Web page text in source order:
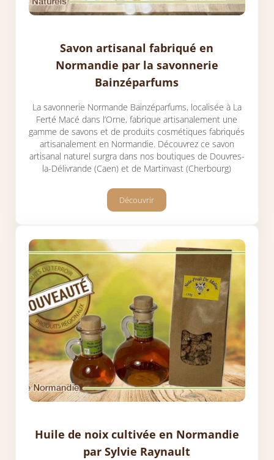
Savon artisanal fabriqué en
Normandie par la savonnerie
Bainzéparfums
La savonnerie Normande Bainzéparfums, localisée à La
Ferté Macé dans l’Orne, fabrique artisanalement une
gamme de savons et de produits cosmétiques fabriqués
artisanalement en Normandie. Découvrez ce savon
artisanal naturel surgra dans nos boutiques de Douvres-
la-Délivrande (Caen) et de Martinvast (Cherbourg)
DécouvrirSavon artisanal fabriqué en
Huile de noix cultivée en Normandie
par Sylvie Raynault